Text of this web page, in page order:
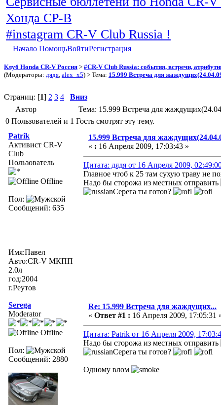
Хонда СР-В
#instagram CR-V Club Russia !
Начало ПомощьВойтиРегистрация
Клуб Honda CR-V Россия > #CR-V Club Russia: события, встречи,
(Модераторы: дядя alex_x5) > Тема: 15.999 Встреча для
Страниц: [1] 2 3 4
Вниз
Автор
Тема: 15.999 Встреча для
0 Пользователей и 1 Гость смотрят эту тему.
Patrik
Активист CR-V
Club
Пользователь
Offline
Пол:
Сообщений: 635
Имя:Павел
Авто:CR-V МКПП
2.0л
год:2004
г.Реутов
15.999 Встреча для
« : 16 Апреля 2009, 17:03:43 »
Цитата: дядя от 16 Апреля 2009,
Главное чтоб к 25 там сухую траву не
Надо бы сторожа из местных отправить
Серега ты готов?
Serega
Moderator
Offline
Пол:
Сообщений: 2880
Re: 15.999 Встреча для жаждущих...
« Ответ #1 : 16 Апреля 2009, 17:05:31
Цитата: Patrik от 16 Апреля 2009,
Надо бы сторожа из местных отправить
Серега ты готов?
Одному влом